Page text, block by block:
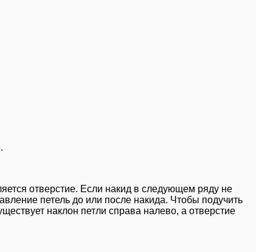
отверстие. Если накид в следующем ряду не
петель до или после накида. Чтобы подучить
наклон петли справа налево, а отверстие